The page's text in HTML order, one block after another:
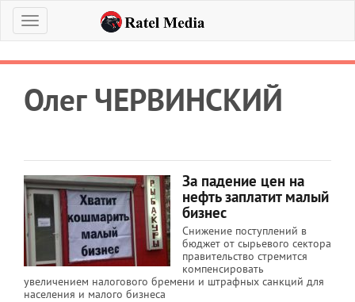
Меню
Олег ЧЕРВИНСКИЙ
За падение цен на
нефть заплатит малый
бизнес
Снижение поступлений в
бюджет от сырьевого сектора
правительство стремится
компенсировать
увеличением налогового бремени и штрафных санкций для
населения и малого бизнеса